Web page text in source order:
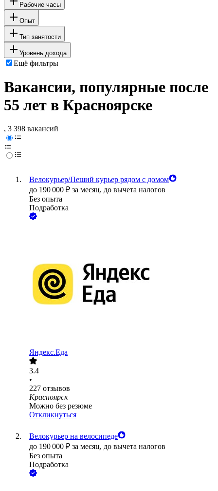
Рабочие часы
Опыт
Тип занятости
Уровень дохода
Ещё фильтры
Вакансии, популярные после
55 лет в Красноярске
, 3 398 вакансий
Велокурьер/Пеший курьер рядом с домом
до 190 000 ₽ за месяц, до вычета налогов
Без опыта
Подработка
Яндекс.Еда
3.4
•
227 отзывов
Красноярск
Можно без резюме
Откликнуться
Велокурьер на велосипеде
до 190 000 ₽ за месяц, до вычета налогов
Без опыта
Подработка